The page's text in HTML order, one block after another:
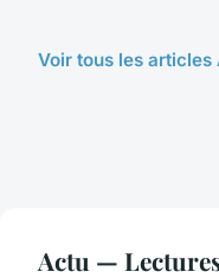
Voir tous les
Actu —